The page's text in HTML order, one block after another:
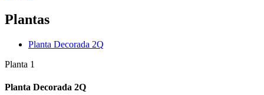
Plantas
Planta Decorada 2Q
Planta 1
Planta Decorada 2Q